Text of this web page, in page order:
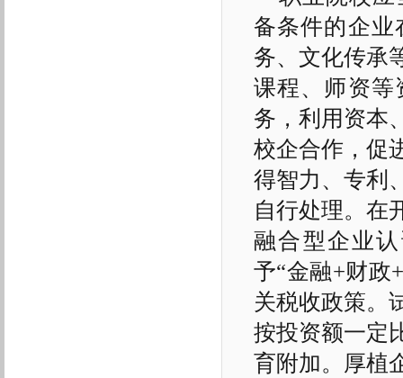
备条件的企业
务、文化传承
课程、师资等
务，利用资本
校企合作，促
得智力、专利
自行处理。在
融合型企业
予“金融+财政
关税收政策。
按投资额一定
育附加。厚植